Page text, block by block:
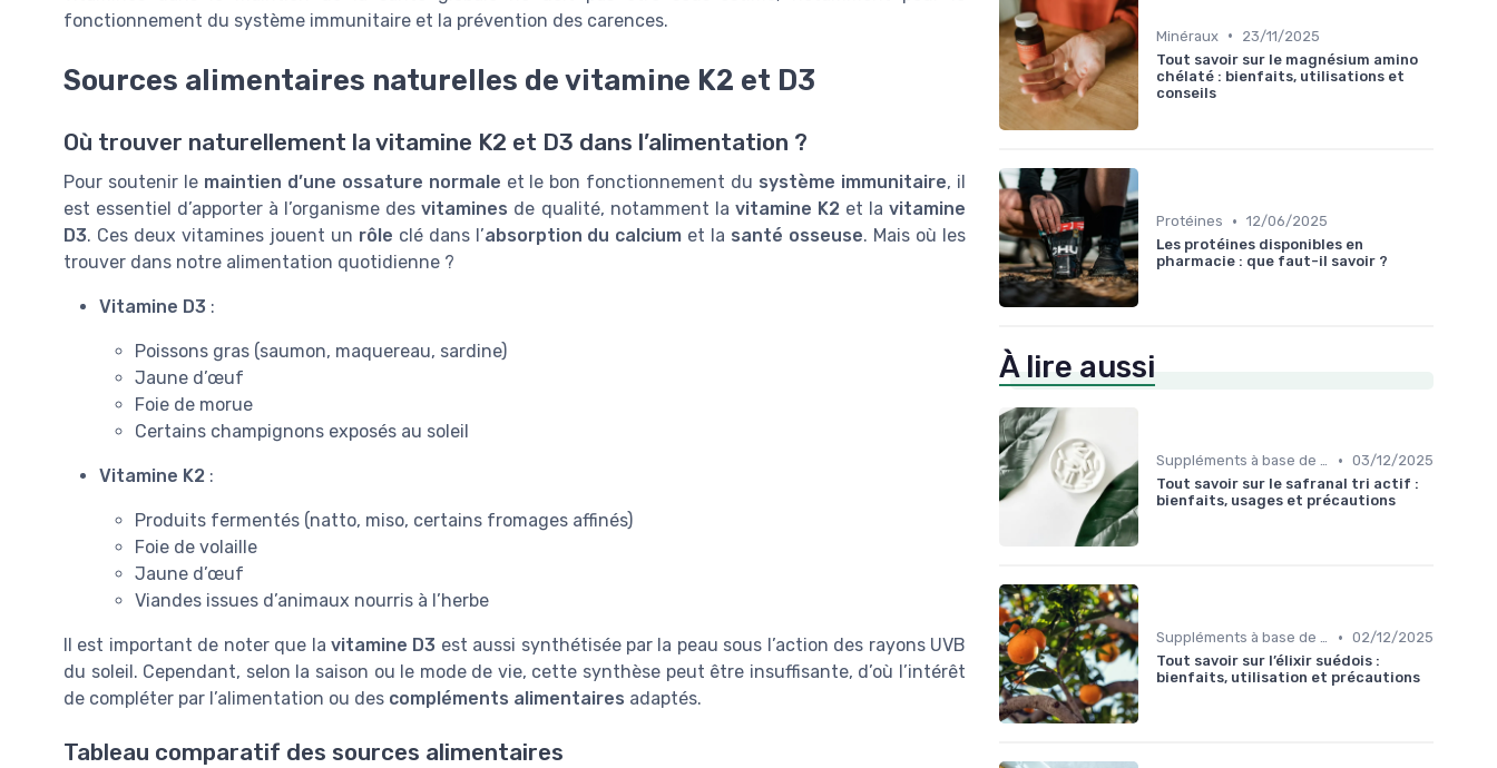
fonctionnement du système immunitaire et la prévention des carences.
Sources alimentaires naturelles de vitamine K2 et D3
Où trouver naturellement la vitamine K2 et D3 dans l’alimentation ?
Pour soutenir le maintien d’une ossature normale et le bon fonctionnement du système immunitaire, il
est essentiel d’apporter à l’organisme desvitamines de qualité, notamment la vitamine K2 et lavitamine
D3. Ces deux vitamines jouent un rôle clé dans l’absorption du calcium et la santé osseuse. Mais où les
trouver dans notre alimentation quotidienne ?
Vitamine D3 :
Poissons gras (saumon, maquereau, sardine)
Jaune d’œuf
Foie de morue
Certains champignons exposés au soleil
Vitamine K2 :
Produits fermentés (natto, miso, certains fromages affinés)
Foie de volaille
Jaune d’œuf
Viandes issues d’animaux nourris à l’herbe
Il est important de noter que la vitamine D3 est aussi synthétisée par la peau sous l’action des rayons UVB
du soleil. Cependant, selon la saison ou le mode de vie, cette synthèse peut être insuffisante, d’où l’intérêt
de compléter par l’alimentation ou des compléments alimentaires adaptés.
Tableau comparatif des sources alimentaires
Minéraux •
23/11/2025
Tout savoir sur le magnésium amino
chélaté : bienfaits, utilisations et
conseils
Protéines • 12/06/2025
Les protéines disponibles en
pharmacie : que faut-il savoir ?
À lire aussi
Suppléments à base de plantes • 03/12/2025
Tout savoir sur le safranal tri actif :
bienfaits, usages et précautions
Suppléments à base de plantes • 02/12/2025
Tout savoir sur l’élixir suédois :
bienfaits, utilisation et précautions